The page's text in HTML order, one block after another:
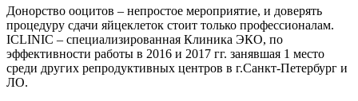
Донорство ооцитов – непростое мероприятие, и доверять
процедуру сдачи яйцеклеток стоит только профессионалам.
ICLINIC – специализированная Клиника ЭКО, по
эффективности работы в 2016 и 2017 гг. занявшая 1 место
среди других репродуктивных центров в г.Санкт-Петербург и
ЛО.